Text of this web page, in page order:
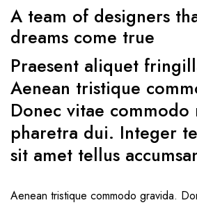
A team of designers
dreams come true
Praesent aliquet
Aenean tristique
Donec vitae commodo
pharetra dui. Integer
sit amet tellus
Aenean tristique commodo gravida.